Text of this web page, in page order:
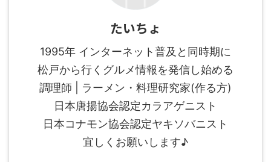
たいちょ
1995年 インターネット普及と同時期に
松戸から行くグルメ情報を発信し始める
調理師 | ラーメン・料理研究家(作る方)
日本唐揚協会認定カラアゲニスト
日本コナモン協会認定ヤキソバニスト
宜しくお願いします♪